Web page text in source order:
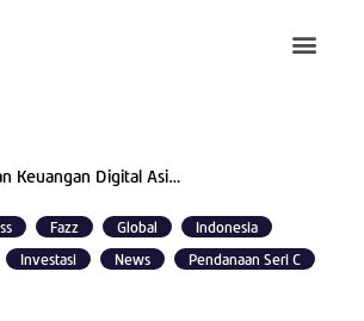
Perusahaan Layanan Keuangan Digital Asia Tenggara Fazz Raih Pendanaan Seri C Senilai US$100 juta untuk Mendorong Inklusi Keuangan di Asia Tenggara
Fazz Global
Indonesia
Investasi News
Pendanaan Seri C